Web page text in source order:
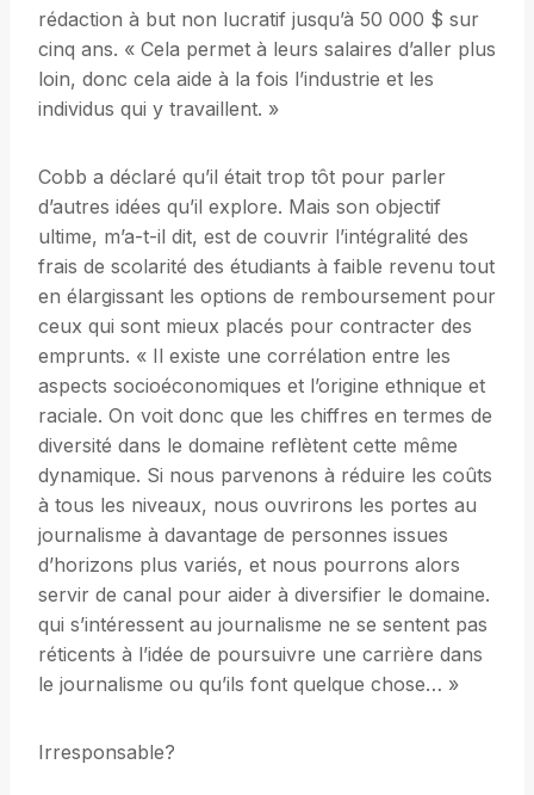
rédaction à but non lucratif jusqu’à 50 000 $ sur
cinq ans. « Cela permet à leurs salaires d’aller plus
loin, donc cela aide à la fois l’industrie et les
individus qui y travaillent. »
Cobb a déclaré qu’il était trop tôt pour parler
d’autres idées qu’il explore. Mais son objectif
ultime, m’a-t-il dit, est de couvrir l’intégralité des
frais de scolarité des étudiants à faible revenu tout
en élargissant les options de remboursement pour
ceux qui sont mieux placés pour contracter des
emprunts. « Il existe une corrélation entre les
aspects socioéconomiques et l’origine ethnique et
raciale. On voit donc que les chiffres en termes de
diversité dans le domaine reflètent cette même
dynamique. Si nous parvenons à réduire les coûts
à tous les niveaux, nous ouvrirons les portes au
journalisme à davantage de personnes issues
d’horizons plus variés, et nous pourrons alors
servir de canal pour aider à diversifier le domaine.
qui s’intéressent au journalisme ne se sentent pas
réticents à l’idée de poursuivre une carrière dans
le journalisme ou qu’ils font quelque chose… »
Irresponsable?